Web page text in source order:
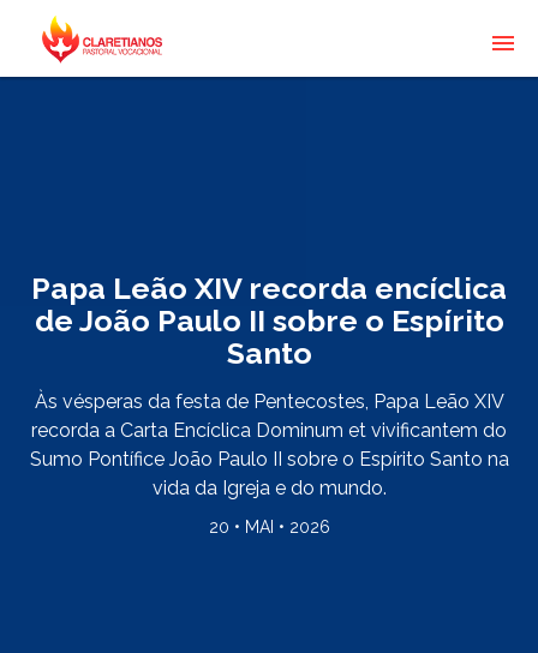
Papa Leão XIV recorda encíclica
de João Paulo II sobre o Espírito
Santo
Às vésperas da festa de Pentecostes, Papa Leão XIV
recorda a Carta Encíclica Dominum et vivificantem do
Sumo Pontífice João Paulo II sobre o Espírito Santo na
vida da Igreja e do mundo.
20 • MAI • 2026